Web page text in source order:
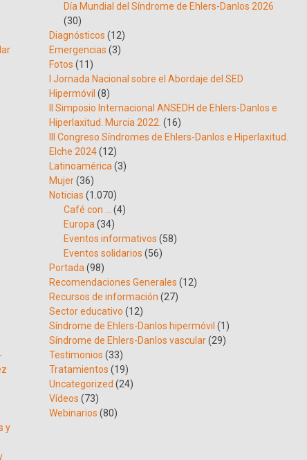
y
Día Mundial del Síndrome de Ehlers-Danlos 2026
(30)
Diagnósticos (12)
Emergencias (3)
Fotos (11)
I Jornada Nacional sobre el Abordaje del SED
Hipermóvil (8)
II Simposio Internacional ANSEDH de Ehlers-Danlos e
Hiperlaxitud. Murcia 2022. (16)
III Congreso Síndromes de Ehlers-Danlos e Hiperlaxitud.
Elche 2024(12)
Latinoamérica (3)
Mujer(36)
Noticias (1.070)
Café con …
(4)
Europa (34)
Eventos informativos (58)
Eventos solidarios (56)
Portada (98)
Recomendaciones Generales (12)
Recursos de información (27)
Sector educativo (12)
Síndrome de Ehlers-Danlos hipermóvil (1)
Síndrome de Ehlers-Danlos vascular(29)
Testimonios (33)
Tratamientos (19)
Uncategorized (24)
Vídeos (73)
Webinarios (80)